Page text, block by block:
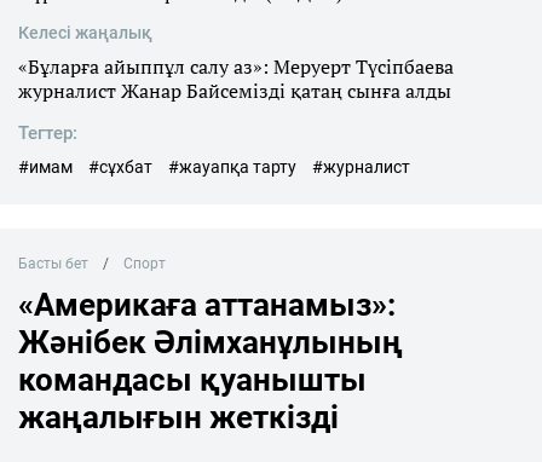
Келесі жаңалық
«Бұларға айыппұл салу аз»: Меруерт Түсіпбаева
журналист Жанар Байсемізді қатаң сынға алды
Тегтер:
#имам #сұхбат #жауапқа тарту #журналист
Басты бет Спорт
«Америкаға аттанамыз»:
Жәнібек Әлімханұлының
командасы қуанышты
жаңалығын жеткізді